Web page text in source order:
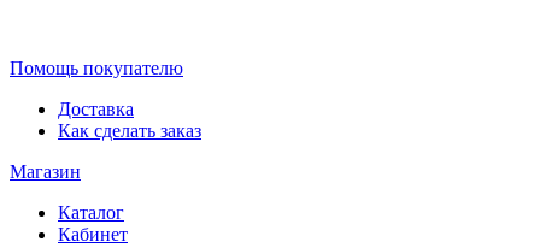
Помощь покупателю
Доставка
Как сделать заказ
Магазин
Каталог
Кабинет